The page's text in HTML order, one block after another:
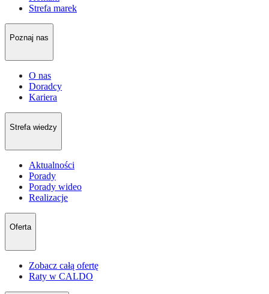
Strefa marek
Poznaj nas
O nas
Doradcy
Kariera
Strefa wiedzy
Aktualności
Porady
Porady wideo
Realizacje
Oferta
Zobacz całą ofertę
Raty w CALDO